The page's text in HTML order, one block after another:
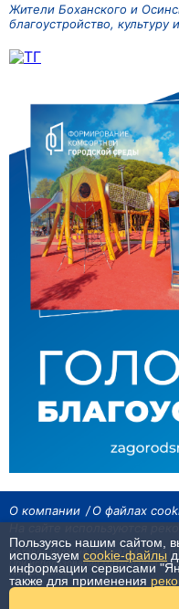
Жители Боханского и
благоустройство,
О компании
О файлах
Сетевое издание «Байкал24». Все
При использовании материалов
гиперссылка.
Пользуясь нашим сайтом,
используем cookie-файлы
информации сервисами
также для применения